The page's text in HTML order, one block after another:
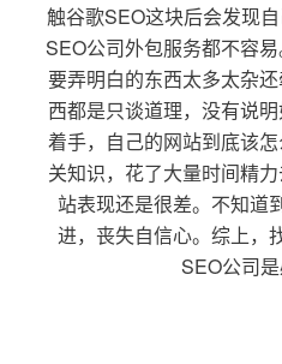
触谷歌SEO这块后会发现
SEO公司外包服务都不容
要弄明白的东西太多太杂
西都是只谈道理，没有说
着手，自己的网站到底该
关知识，花了大量时间精
站表现还是很差。不知道
进，丧失自信心。综上，
SEO公司是